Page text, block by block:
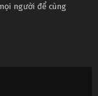
người để cùng